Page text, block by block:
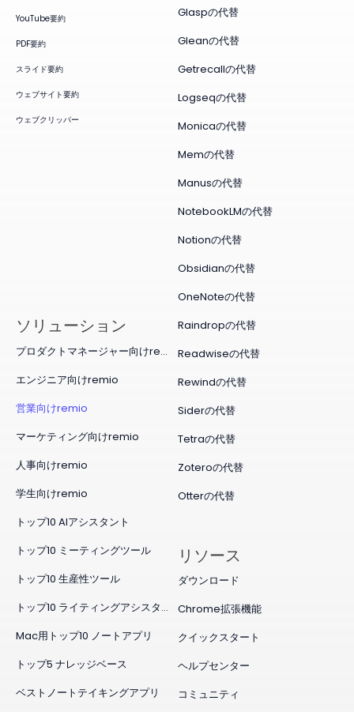
YouTube要約
PDF要約
スライド要約
ウェブサイト要約
ウェブクリッパー
Glaspの代替
Gleanの代替
Getrecallの代替
Logseqの代替
Monicaの代替
Memの代替
Manusの代替
NotebookLMの代替
Notionの代替
Obsidianの代替
OneNoteの代替
Raindropの代替
Readwiseの代替
Rewindの代替
Siderの代替
Tetraの代替
Zoteroの代替
Otterの代替
ソリューション
プロダクトマネージャー向けremio
エンジニア向けremio
営業向けremio
マーケティング向けremio
人事向けremio
学生向けremio
トップ10 AIアシスタント
トップ10 ミーティングツール
トップ10 生産性ツール
トップ10 ライティングアシスタント
Mac用トップ10 ノートアプリ
トップ5 ナレッジベース
ベストノートテイキングアプリ
リソース
ダウンロード
Chrome拡張機能
クイックスタート
ヘルプセンター
コミュニティ